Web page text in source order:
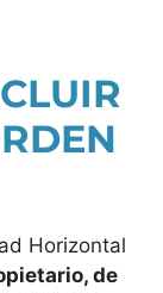
Horizontal
de